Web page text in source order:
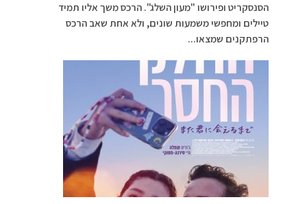
הסנסקריט ופירושו "מעון השלג". הרכס משך אליו תמיד
טיילים ומחפשי משמעות שונים, ולא אחת שאב הרכס
הרפתקנים שמצאו...